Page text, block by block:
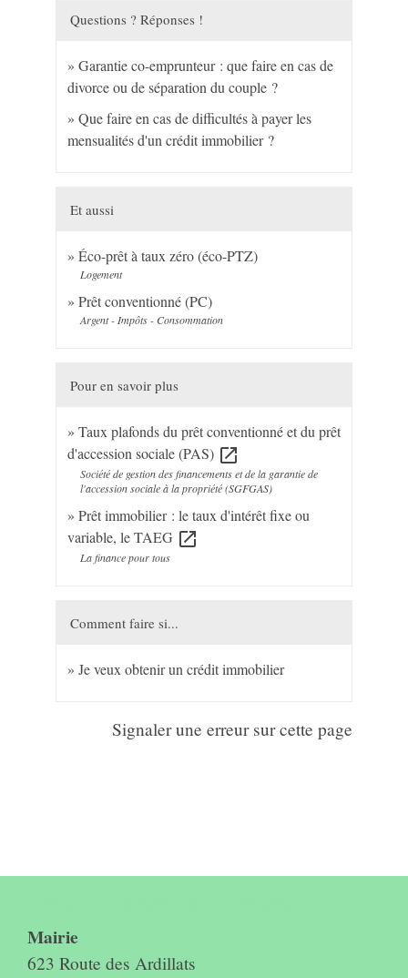
Questions ? Réponses !
Garantie co-emprunteur : que faire en cas de
divorce ou de séparation du couple ?
Que faire en cas de difficultés à payer les
mensualités d'un crédit immobilier ?
Et aussi
Éco-prêt à taux zéro (éco-PTZ)
Logement
Prêt conventionné (PC)
Argent - Impôts - Consommation
Pour en savoir plus
Taux plafonds du prêt conventionné et du prêt
d'accession sociale (PAS) open_in_new
Société de gestion des financements et de la garantie de
l'accession sociale à la propriété (SGFGAS)
Prêt immobilier : le taux d'intérêt fixe ou
variable, le TAEG open_in_new
La finance pour tous
Comment faire si...
Je veux obtenir un crédit immobilier
Signaler une erreur sur cette page
Mairie
623 Route des Ardillats